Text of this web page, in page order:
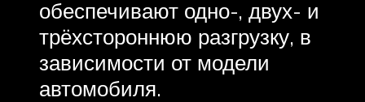
обеспечивают одно-, двух- и
трёхстороннюю разгрузку, в
зависимости от модели
автомобиля.